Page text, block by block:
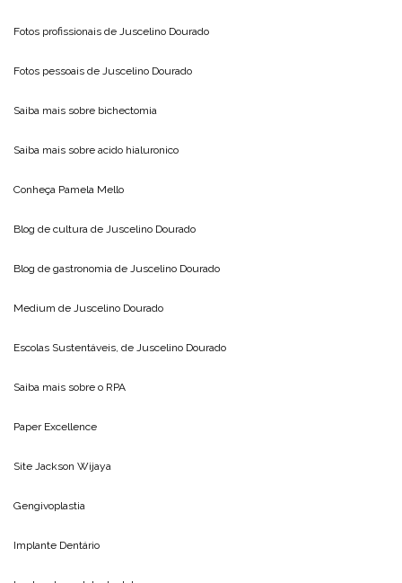
Fotos profissionais de Juscelino Dourado
Fotos pessoais de Juscelino Dourado
Saiba mais sobre bichectomia
Saiba mais sobre acido hialuronico
Conheça Pamela Mello
Blog de cultura de Juscelino Dourado
Blog de gastronomia de Juscelino Dourado
Medium de Juscelino Dourado
Escolas Sustentáveis, de Juscelino Dourado
Saiba mais sobre o RPA
Paper Excellence
Site Jackson Wijaya
Gengivoplastia
Implante Dentário